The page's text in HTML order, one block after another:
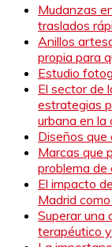
Mudanzas
traslados
Anillos
propia para
Estudio
El sector de
estrategias
urbana en la
Diseños que
Marcas que
problema de
El impacto
Madrid
Superar una
terapéutico